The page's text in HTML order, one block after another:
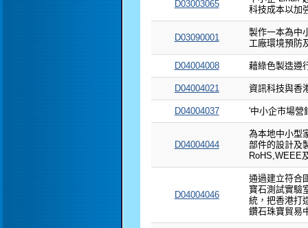
D03003065
科技成本以加
D03090001
製作一本為中
工廠環境預防
D04004008 藉綠色製造遵
D04004021 資訊科技與香
D04004037 '中小企市場營
D04004044
為本地中小型
部件的設計及
RoHS,WEEE
D04004046
通過建立符合
寶石測試實驗
統，把香港打
鑽石珠寶貿易